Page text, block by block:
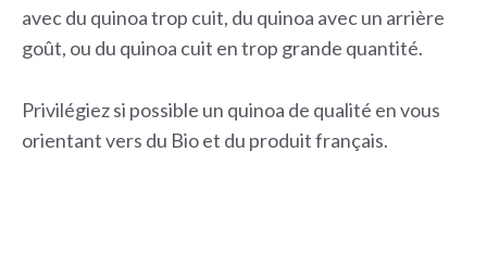
avec du quinoa trop cuit, du quinoa avec un arrière
goût, ou du quinoa cuit en trop grande quantité.
Privilégiez si possible un quinoa de qualité en vous
orientant vers du Bio et du produit français.